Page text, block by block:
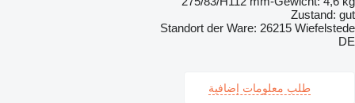
Zustand: gut
Standort der Ware: 26215 Wiefelstede
DE
طلب معلومات إضافية